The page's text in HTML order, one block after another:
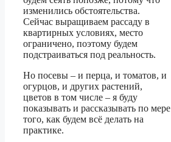
изменились обстоятельства.
Сейчас выращиваем рассаду в
квартирных условиях, место
ограничено, поэтому будем
подстраиваться под реальность.
Но посевы – и перца, и томатов, и
огурцов, и других растений,
цветов в том числе – я буду
показывать и рассказывать по мере
того, как будем всё делать на
практике.